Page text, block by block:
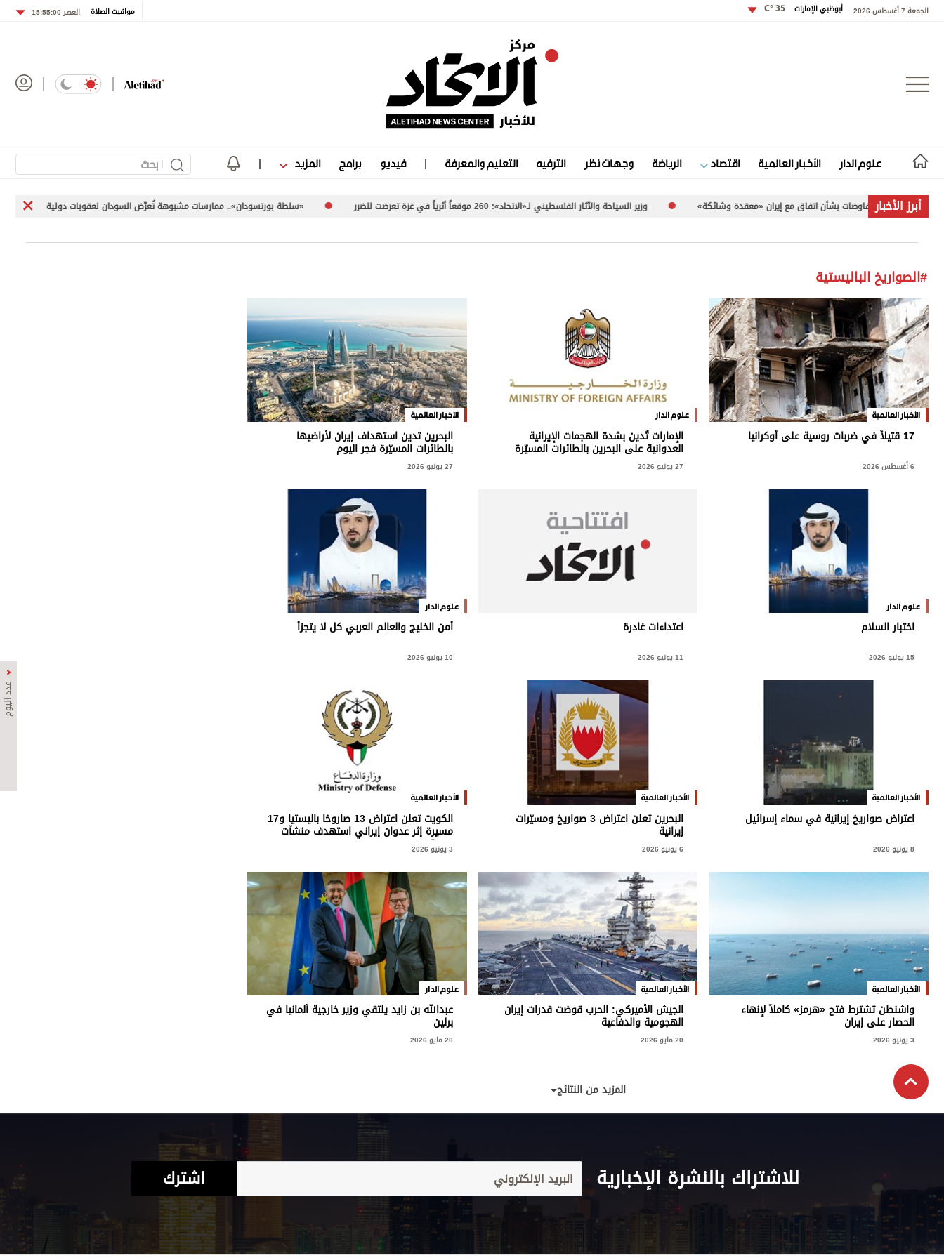
الجمعة 7 أغسطس 2026 أبوظبي الإمارات 35 °C مواقيت الصلاة العصر 15:55:00
علوم الدار الأخبار العالمية اقتصاد الرياضة وجهات نظر الترفيه التعليم والمعرفة فيديو برامج المزيد
علوم الدار
الرياضة
وجهات نظر
الترفيه
التعليم والمعرفة
الذكاء الاصطناعي
تغطيات
كاريكتير
برامج
عدد اليوم
الأحوال الجوية
أبرز الأخبار
المفاوضات بشأن اتفاق مع إيران «معقدة وشائكة» وزير السياحة والآثار الفلسطيني لـ«الاتحاد»: 260 موقعاً أثرياً في غزة تعرضت للضرر «سلطة بورتسودان».. ممارسات مشبوهة تُعرّض السودان لعقوبات دولية «اليونيفيل»
عدد اليوم
#الصواريخ الباليستية
الأخبار العالمية
17 قتيلاً في ضربات روسية على أوكرانيا
6 أغسطس 2026
علوم الدار
الإمارات تُدين بشدة الهجمات الإيرانية
العدوانية على البحرين بالطائرات المسيّرة
27 يونيو 2026
الأخبار العالمية
البحرين تدين استهداف إيران لأراضيها
بالطائرات المسيّرة فجر اليوم
27 يونيو 2026
علوم الدار
اختبار السلام
15 يونيو 2026
اعتداءات غادرة
11 يونيو 2026
علوم الدار
أمن الخليج والعالم العربي كل لا يتجزأ
10 يونيو 2026
الأخبار العالمية
اعتراض صواريخ إيرانية في سماء إسرائيل
8 يونيو 2026
الأخبار العالمية
البحرين تعلن اعتراض 3 صواريخ ومسيّرات
إيرانية
6 يونيو 2026
الأخبار العالمية
الكويت تعلن اعتراض 13 صاروخا باليستيا و17
مسيرة إثر عدوان إيراني استهدف منشآت
حيوية
3 يونيو 2026
الأخبار العالمية
واشنطن تشترط فتح «هرمز» كاملاً لإنهاء
الحصار على إيران
3 يونيو 2026
الأخبار العالمية
الجيش الأميركي: الحرب قوضت قدرات إيران
الهجومية والدفاعية
20 مايو 2026
علوم الدار
عبدالله بن زايد يلتقي وزير خارجية ألمانيا في
برلين
20 مايو 2026
المزيد من النتائج
للاشتراك بالنشرة الإخبارية اشترك